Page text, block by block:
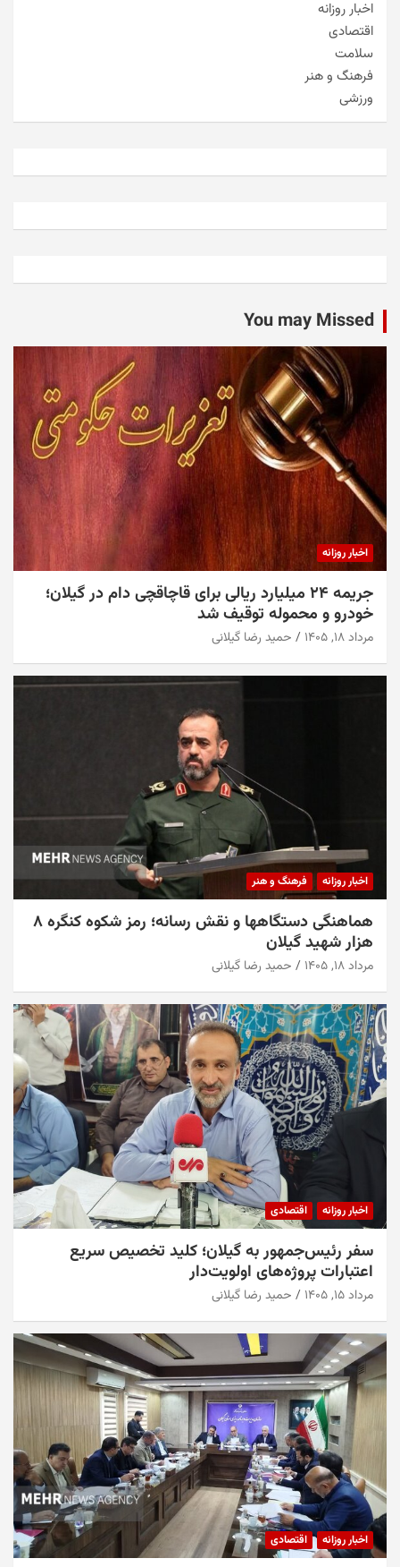
اخبار روزانه
اقتصادی
سلامت
فرهنگ و هنر
ورزشی
You may Missed
اخبار روزانه
جریمه ۲۴ میلیارد ریالی برای قاچاقچی دام در گیلان؛
خودرو و محموله توقیف شد
مرداد ۱۸, ۱۴۰۵ حمید رضا گیلانی
اخبار روزانه فرهنگ و هنر
هماهنگی دستگاهها و نقش رسانه؛ رمز شکوه کنگره ۸
هزار شهید گیلان
مرداد ۱۸, ۱۴۰۵ حمید رضا گیلانی
اخبار روزانه اقتصادی
سفر رئیس‌جمهور به گیلان؛ کلید تخصیص سریع
اعتبارات پروژه‌های اولویت‌دار
مرداد ۱۵, ۱۴۰۵ حمید رضا گیلانی
اخبار روزانه اقتصادی